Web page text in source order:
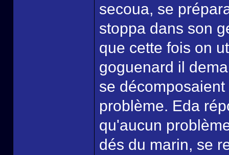
secoua, se
stoppa dans son
que cette fois on
goguenard il
se
problème. Eda
qu'aucun
dés du marin, se